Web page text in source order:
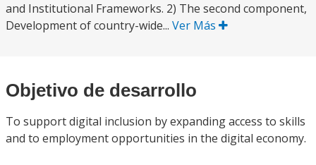
and Institutional Frameworks. 2) The second component,
Development of country-wide... Ver Más
Objetivo de desarrollo
To support digital inclusion by expanding access to skills
and to employment opportunities in the digital economy.